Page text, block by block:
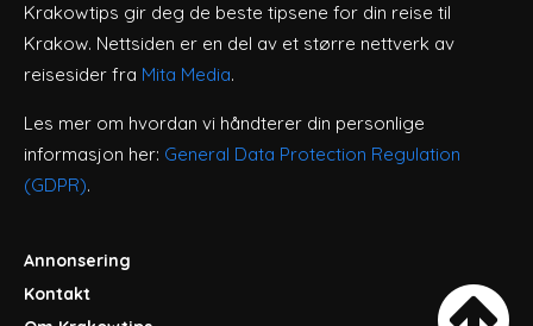
Krakowtips gir deg de beste tipsene for din reise til
Krakow. Nettsiden er en del av et større nettverk av
reisesider fra Mita Media.
Les mer om hvordan vi håndterer din personlige
informasjon her: General Data Protection Regulation
(GDPR).
Annonsering
Kontakt